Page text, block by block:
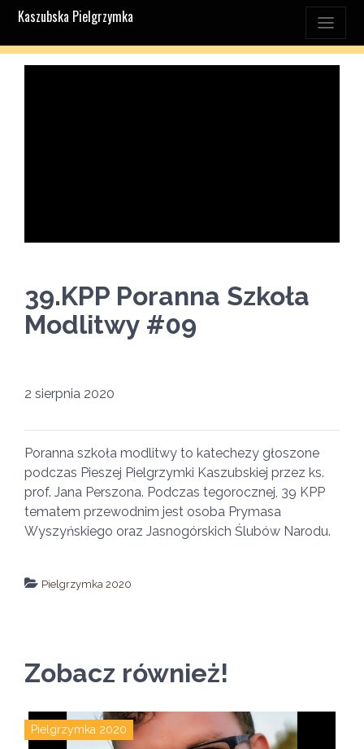
Kaszubska Pielgrzymka
39.KPP Poranna Szkoła
Modlitwy #09
2 sierpnia 2020
Poranna szkoła modlitwy to katechezy głoszone
podczas Pieszej Pielgrzymki Kaszubskiej przez ks.
prof. Jana Perszona. Podczas tegorocznej, 39 KPP
tematem przewodnim jest osoba Prymasa
Wyszyńskiego oraz Jasnogórskich Ślubów Narodu.
Pielgrzymka 2020
Zobacz również!
Pielgrzymka 2020